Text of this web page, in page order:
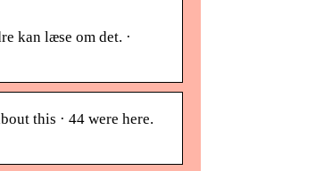
kan læse om det. ·
this · 44 were here.